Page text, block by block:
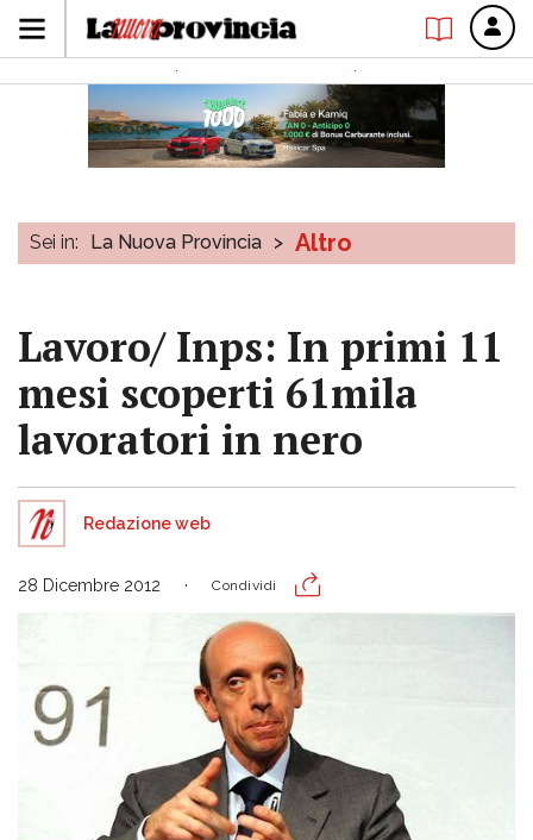
Sei in: La Nuova Provincia > Altro
Lavoro/ Inps: In primi 11
mesi scoperti 61mila
lavoratori in nero
Redazione web
28 Dicembre 2012 Condividi